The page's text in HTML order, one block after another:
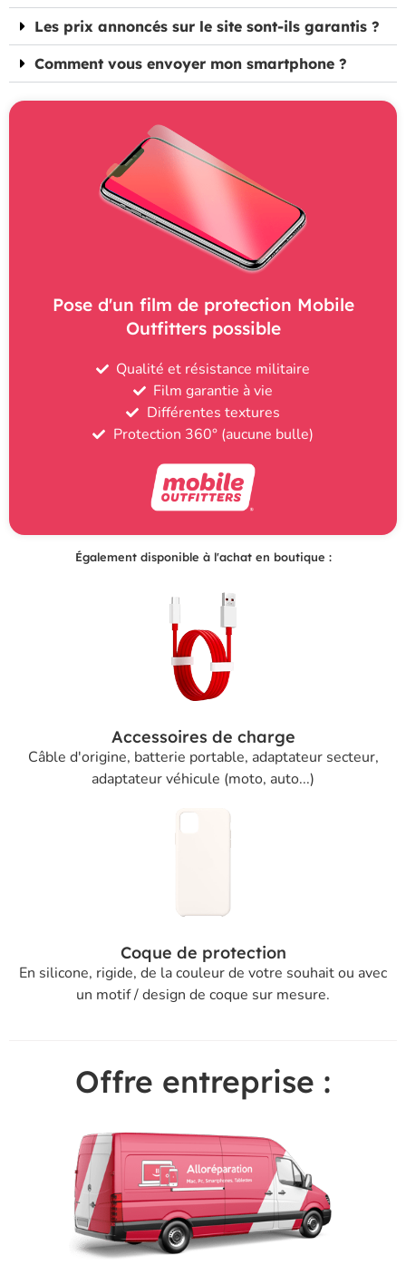
Les prix annoncés sur le site sont-ils garantis ?
Comment vous envoyer mon smartphone ?
Pose d'un film de protection Mobile
Outfitters possible
Qualité et résistance militaire
Film garantie à vie
Différentes textures
Protection 360° (aucune bulle)
Également disponible à l'achat en boutique :
Accessoires de charge
Câble d'origine, batterie portable, adaptateur secteur,
adaptateur véhicule (moto, auto...)
Coque de protection
En silicone, rigide, de la couleur de votre souhait ou avec
un motif / design de coque sur mesure.
Offre entreprise :